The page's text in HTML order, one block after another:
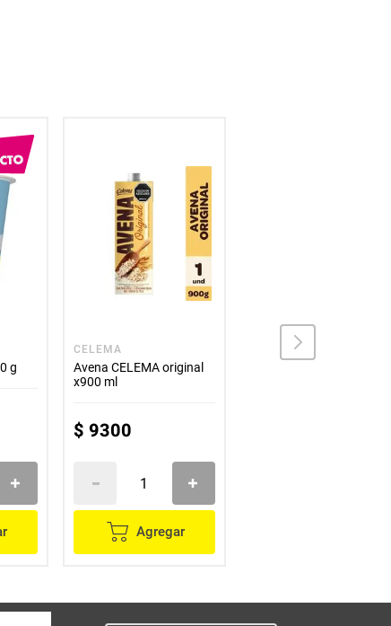
g
CELEMA
Avena CELEMA original
x900 ml
$ 9300
Agregar
SAN FERNANDO